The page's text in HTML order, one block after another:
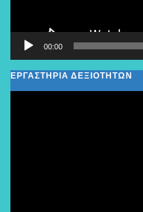
00:00
ΕΡΓΑΣΤΗΡΙΑ ΔΕΞΙΟΤΗΤΩΝ